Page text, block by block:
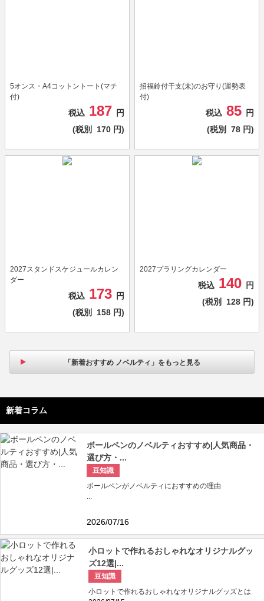
5オンス・A4コットントート(マチ
付)
税込187
円
(税別
170 円)
招福鈴付干支(未)のお守り(運勢表
付)
税込85
円
(税別
78 円)
2027スタンドスケジュールカレン
ダー
税込173
円
(税別
158 円)
2027プラリングカレンダー
税込140
円
(税別
128 円)
「新着おすすめ ノベルティ」をもっと見る
新着コラム
ボールペンのノベルティおすすめ|人気商品・
選び方・...
豆知識
ボールペンがノベルティにおすすめの理由
...
2026/07/16
小ロットで作れるおしゃれなオリジナルグッ
ズ12選|...
豆知識
小ロットで作れるおしゃれなオリジナルグッズとは